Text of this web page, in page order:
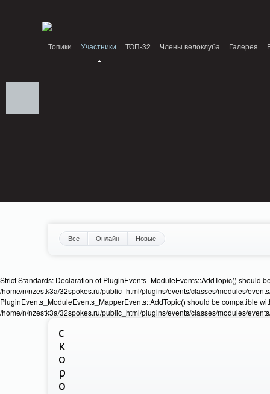
Топики Участники ТОП-32 Члены велоклуба Галерея
Все Онлайн Новые
Strict Standards: Declaration of PluginEvents_ModuleEvents::AddTopic() should
/home/n/nzestk3a/32spokes.ru/public_html/plugins/events/classes/modules/
PluginEvents_ModuleEvents_MapperEvents::AddTopic() should be compatible
/home/n/nzestk3a/32spokes.ru/public_html/plugins/events/classes/modules/
с
к
о
р
о